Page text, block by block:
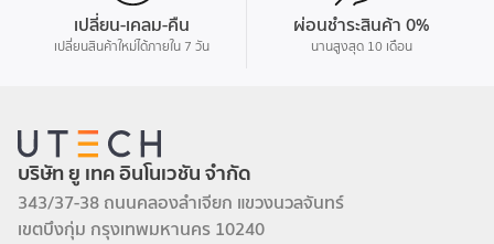
เปลี่ยน-เคลม-คืน
เปลี่ยนสินค้าใหม่ได้ภายใน 7 วัน
ผ่อนชำระสินค้า 0%
นานสูงสุด 10 เดือน
บริษัท ยู เทค อินโนเวชัน จำกัด
343/37-38 ถนนคลองลำเจียก แขวงนวลจันทร์
เขตบึงกุ่ม กรุงเทพมหานคร 10240